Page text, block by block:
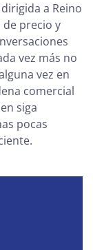
a Reino
de precio y
vez más no
vez en
comercial
siga
pocas